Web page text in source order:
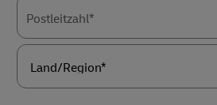
Postleitzahl*